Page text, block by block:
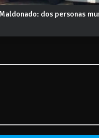
dos personas